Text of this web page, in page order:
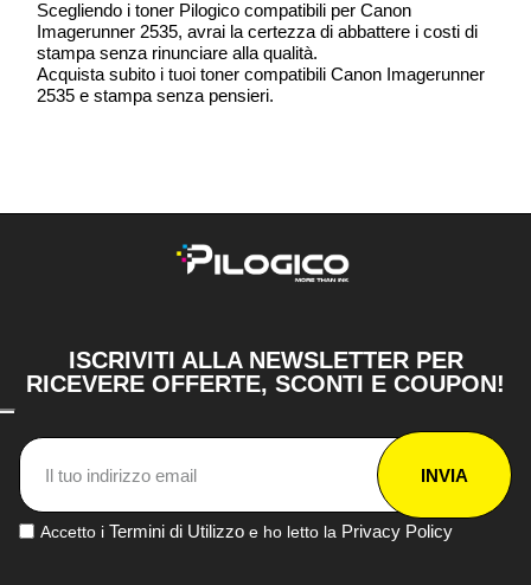
Scegliendo i toner Pilogico compatibili per Canon
Imagerunner 2535, avrai la certezza di abbattere i costi di
stampa senza rinunciare alla qualità.
Acquista subito i tuoi toner compatibili Canon Imagerunner
2535 e stampa senza pensieri.
ISCRIVITI ALLA NEWSLETTER PER
RICEVERE OFFERTE, SCONTI E COUPON!
INVIA
Accetto i Termini di Utilizzo e ho letto la Privacy Policy